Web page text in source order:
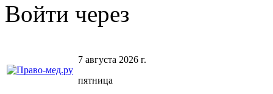
Войти через
7 августа 2026 г.
пятница